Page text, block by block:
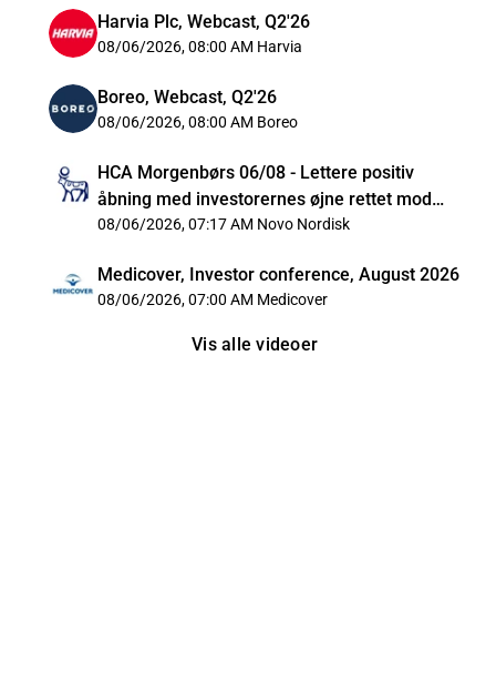
Harvia Plc, Webcast, Q2'26
08/06/2026, 08:00 AM Harvia
Boreo, Webcast, Q2'26
08/06/2026, 08:00 AM Boreo
HCA Morgenbørs 06/08 - Lettere positiv
åbning med investorernes øjne rettet mod
Mellemøsten
08/06/2026, 07:17 AM Novo Nordisk
Medicover, Investor conference, August 2026
08/06/2026, 07:00 AM Medicover
Vis alle videoer